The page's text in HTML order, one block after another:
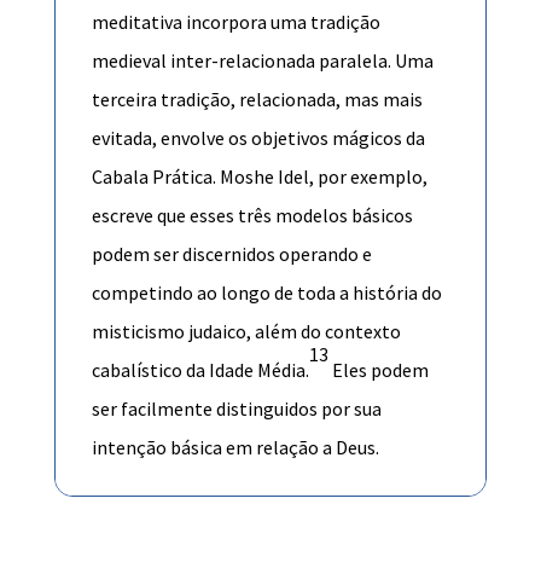
meditativa incorpora uma tradição
medieval inter-relacionada paralela. Uma
terceira tradição, relacionada, mas mais
evitada, envolve os objetivos mágicos da
Cabala Prática. Moshe Idel, por exemplo,
escreve que esses três modelos básicos
podem ser discernidos operando e
competindo ao longo de toda a história do
misticismo judaico, além do contexto
cabalístico da Idade Média.
13
Eles podem
ser facilmente distinguidos por sua
intenção básica em relação a Deus.